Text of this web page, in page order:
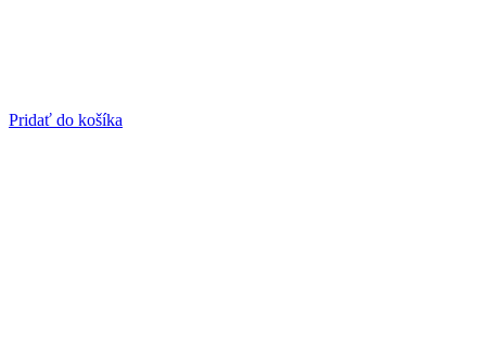
Pridať do košíka